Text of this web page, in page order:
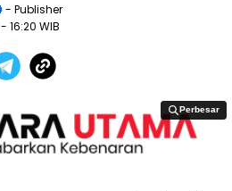
- Publisher
- 16:20 WIB
Perbesar
Perbesar